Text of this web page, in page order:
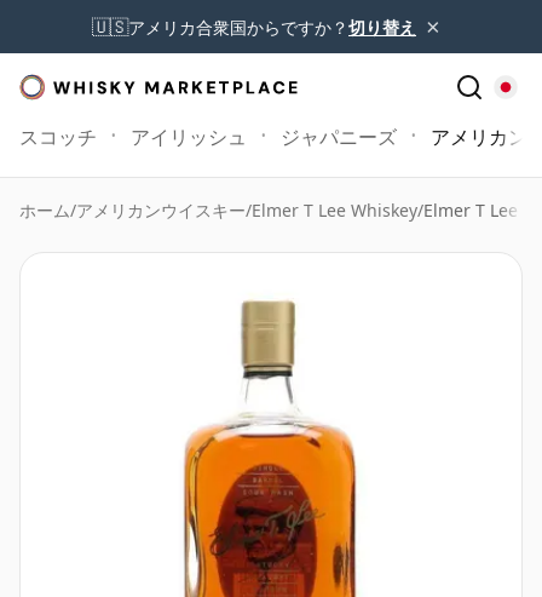
🇺🇸アメリカ合衆国からですか？切り替え ×
スコッチ アイリッシュ ジャパニーズ アメリカン
ホーム/アメリカンウイスキー/Elmer T Lee Whiskey/Elmer T Lee